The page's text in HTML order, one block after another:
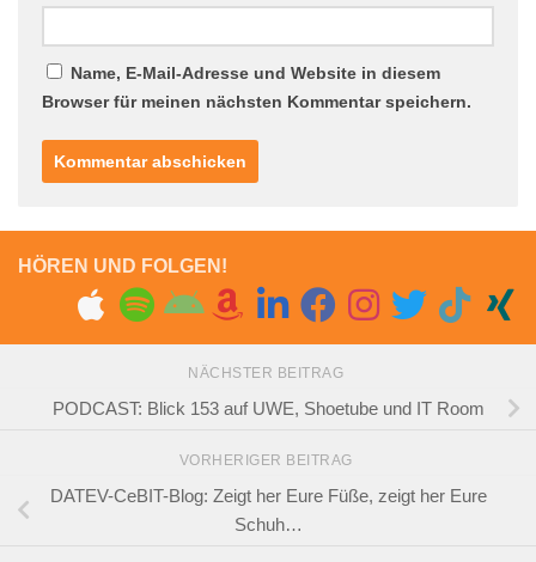
Name, E-Mail-Adresse und Website in diesem
Browser für meinen nächsten Kommentar speichern.
HÖREN UND FOLGEN!
NÄCHSTER BEITRAG
PODCAST: Blick 153 auf UWE, Shoetube und IT Room
VORHERIGER BEITRAG
DATEV-CeBIT-Blog: Zeigt her Eure Füße, zeigt her Eure
Schuh…